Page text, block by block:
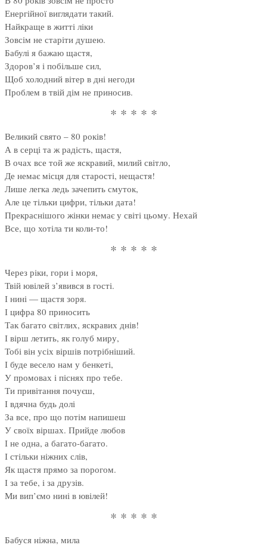
Енергійної виглядати такий.
Найкраще в житті ліки
Зовсім не старіти душею.
Бабулі я бажаю щастя,
Здоров’я і побільше сил,
Щоб холодний вітер в дні негоди
Проблем в твій дім не приносив.
* * * * *
Великий свято – 80 років!
А в серці та ж радість, щастя,
В очах все той же яскравий, милий світло,
Де немає місця для старості, нещастя!
Лише легка ледь зачепить смуток,
Але це тільки цифри, тільки дата!
Прекраснішого жінки немає у світі цьому. Нехай
Все, що хотіла ти коли-то!
* * * * *
Через ріки, гори і моря,
Твій ювілей з’явився в гості.
І нині — щастя зоря.
І цифра 80 приносить
Так багато світлих, яскравих днів!
І вірш летить, як голуб миру,
Тобі він усіх віршів потрібніший.
І буде весело нам у бенкеті,
У промовах і піснях про тебе.
Ти привітання почуєш,
І вдячна будь долі
За все, про що потім напишеш
У своїх віршах. Прийде любов
І не одна, а багато-багато.
І стільки ніжних слів,
Як щастя прямо за порогом.
І за тебе, і за друзів.
Ми вип’ємо нині в ювілей!
* * * * *
Бабуся ніжна, мила